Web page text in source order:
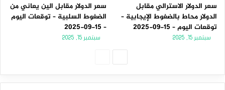
سعر الدولار الاسترالي مقابل
الدولار محاط بالضغوط الإيجابية –
توقعات اليوم – 15-09-2025
سبتمبر 15, 2025
سعر الدولار مقابل الين يعاني من
الضغوط السلبية – توقعات اليوم
– 15-09-2025
سبتمبر 15, 2025